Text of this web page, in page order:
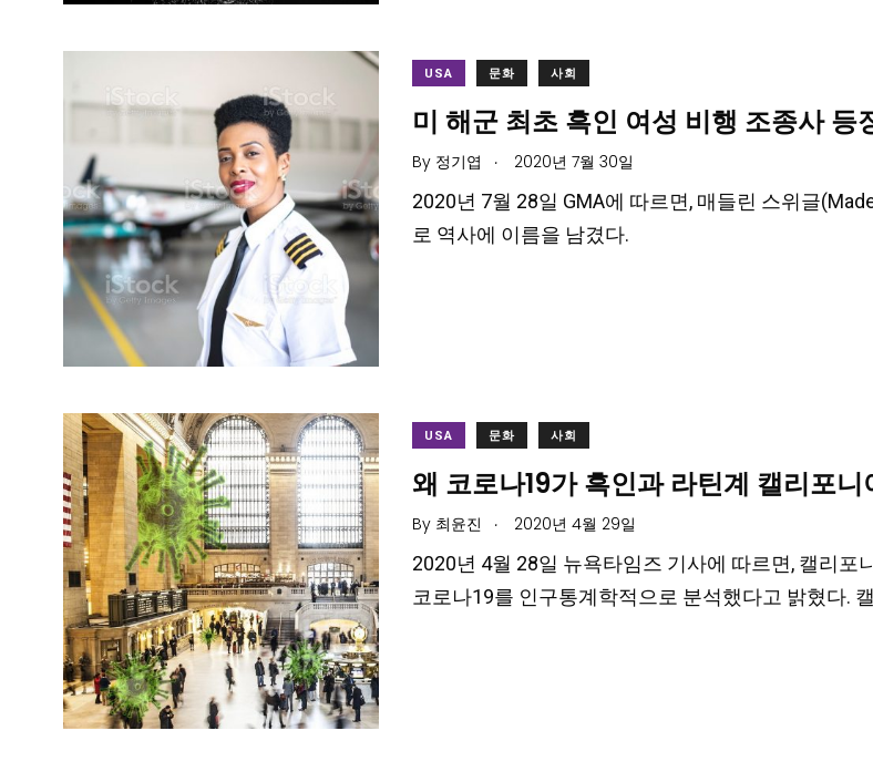
USA 문화 사회
미 해군 최초 흑인 여성 비행 조종사 등
By 정기엽 . 2020년 7월 30일
2020년 7월 28일 GMA에 따르면, 매들린 스위글
로 역사에 이름을 남겼다.
USA 문화 사회
왜 코로나19가 흑인과 라틴계 캘리포
By 최윤진 . 2020년 4월 29일
2020년 4월 28일 뉴욕타임즈 기사에 따르면, 캘리
코로나19를 인구통계학적으로 분석했다고 밝혔다.